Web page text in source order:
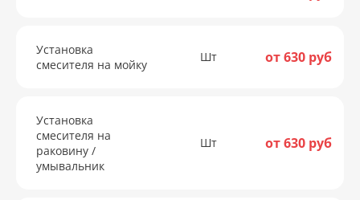
Установка
смесителя на мойку
Шт от 630 руб
Установка
смесителя на
раковину /
умывальник
Шт от 630 руб